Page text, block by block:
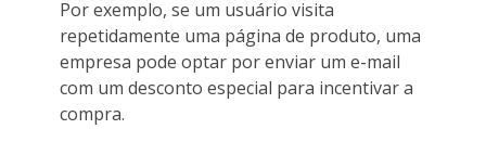
Por exemplo, se um usuário visita
repetidamente uma página de produto, uma
empresa pode optar por enviar um e-mail
com um desconto especial para incentivar a
compra.